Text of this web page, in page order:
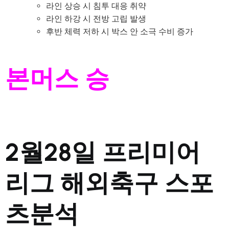
라인 상승 시 침투 대응 취약
라인 하강 시 전방 고립 발생
후반 체력 저하 시 박스 안 소극 수비 증가
본머스 승
2월28일 프리미어
리그 해외축구 스포
츠분석